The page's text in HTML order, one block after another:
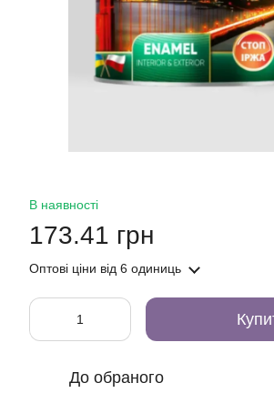
В наявності
173.41 грн
Оптові ціни від 6 одиниць
До обраного